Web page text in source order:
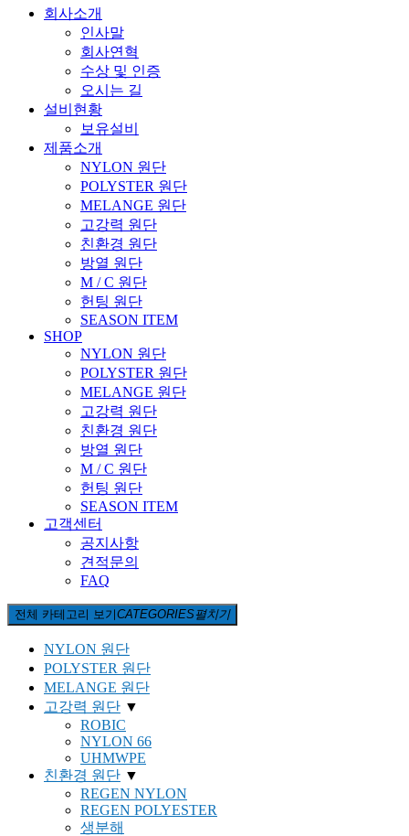
회사소개
인사말
회사연혁
수상 및 인증
오시는 길
설비현황
보유설비
제품소개
NYLON 원단
POLYSTER 원단
MELANGE 원단
고강력 원단
친환경 원단
방열 원단
M / C 원단
헌팅 원단
SEASON ITEM
SHOP
NYLON 원단
POLYSTER 원단
MELANGE 원단
고강력 원단
친환경 원단
방열 원단
M / C 원단
헌팅 원단
SEASON ITEM
고객센터
공지사항
견적문의
FAQ
전체 카테고리 보기CATEGORIES펼치기
NYLON 원단
POLYSTER 원단
MELANGE 원단
고강력 원단 ▼
ROBIC
NYLON 66
UHMWPE
친환경 원단 ▼
REGEN NYLON
REGEN POLYESTER
생분해